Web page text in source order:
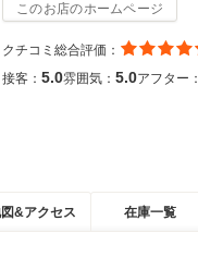
このお店のホームページ
クチコミ総合評価：
接客： 5.0雰囲気： 5.0アフター：
&アクセス 在庫一覧